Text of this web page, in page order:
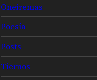
Oneiremas
Poesía
Posts
Tiernos